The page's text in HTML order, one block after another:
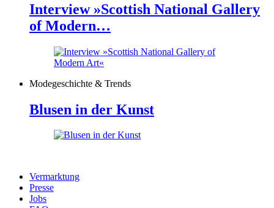
Interview »Scottish National Gallery
of Modern…
Modegeschichte & Trends
Blusen in der Kunst
Vermarktung
Presse
Jobs